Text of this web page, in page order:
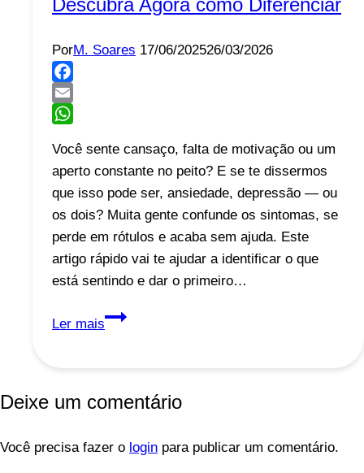
Descubra Agora como Diferenciar
PorM. Soares 17/06/202526/03/2026
Você sente cansaço, falta de motivação ou um
aperto constante no peito? E se te dissermos
que isso pode ser, ansiedade, depressão — ou
os dois? Muita gente confunde os sintomas, se
perde em rótulos e acaba sem ajuda. Este
artigo rápido vai te ajudar a identificar o que
está sentindo e dar o primeiro…
Ler mais
Ansiedade
Agora
Diferenciar
Deixe um comentário
Você precisa fazer o login para publicar um comentário.